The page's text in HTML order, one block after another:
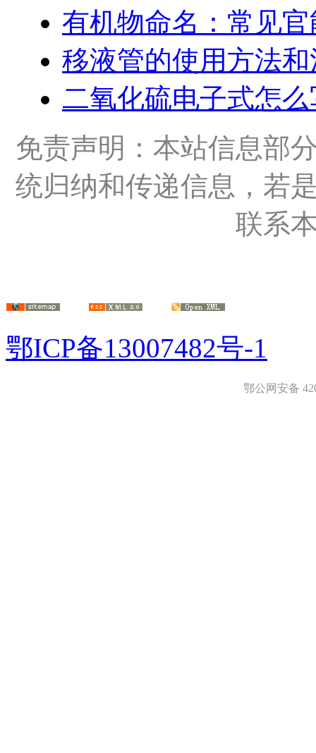
有机物命名：常见
移液管的使用方法
二氧化硫电子式怎
免责声明：本站信息部
统归纳和传递信息，若
联系
鄂ICP备13007482号-1
鄂公网安备